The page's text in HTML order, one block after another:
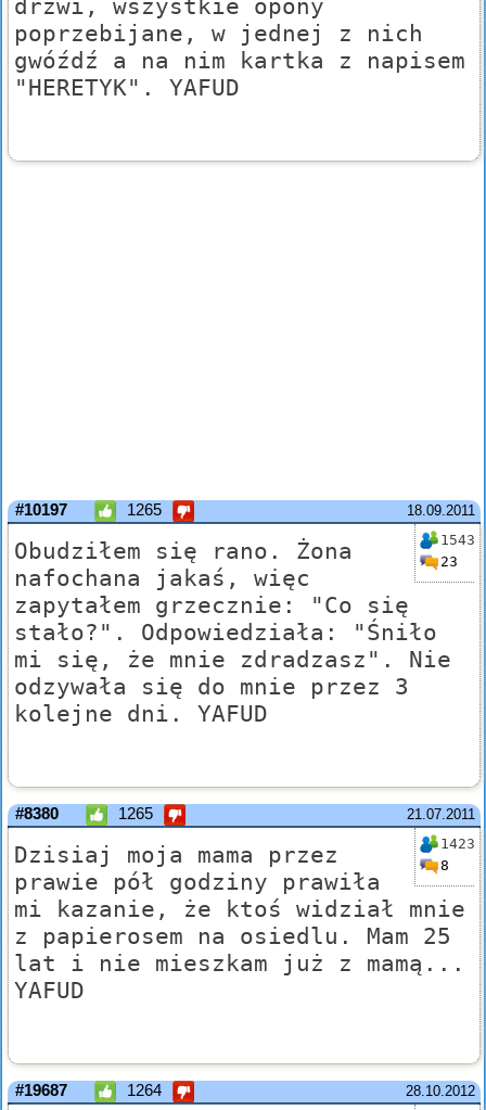
drzwi, wszystkie opony
poprzebijane, w jednej z nich
gwóźdź a na nim kartka z napisem
"HERETYK". YAFUD
18.09.2011
#10197 1265
1543
23
Obudziłem się rano. Żona
nafochana jakaś, więc
zapytałem grzecznie: "Co się
stało?". Odpowiedziała: "Śniło
mi się, że mnie zdradzasz". Nie
odzywała się do mnie przez 3
kolejne dni. YAFUD
21.07.2011
#8380 1265
1423
8
Dzisiaj moja mama przez
prawie pół godziny prawiła
mi kazanie, że ktoś widział mnie
z papierosem na osiedlu. Mam 25
lat i nie mieszkam już z mamą...
YAFUD
28.10.2012
#19687 1264